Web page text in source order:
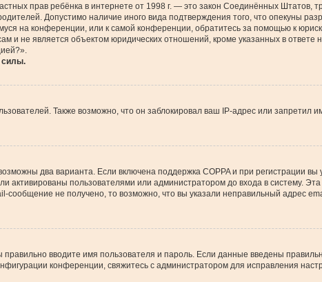
прав ребёнка в интернете от 1998 г. — это закон Соединённых
Допустимо наличие иного вида подтверждения того, что опекуны
на конференции, или к самой конференции, обратитесь за помощью к
не является объектом юридических отношений, кроме указанных в ответе
силы.
Также возможно, что он заблокировал ваш IP-адрес или запретил
два варианта. Если включена поддержка COPPA и при регистрации
активированы пользователями или администратором до входа в систему.
не получено, то возможно, что вы указали неправильный адрес
вводите имя пользователя и пароль. Если данные введены
конференции, свяжитесь с администратором для исправления